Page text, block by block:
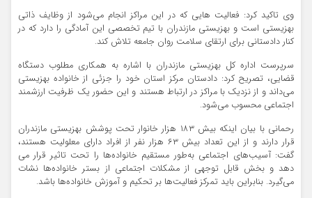
وی تاکید کرد: فعالیت هایی که در این مراکز انجام می‌شود از وظایف ذاتی
بهزیستی است و بهزیستی مازندران با تیم تخصصی این آمادگی را دارد که در
کنار دادستانی برای ارتقای سلامت روان جامعه تلاش کند.
سرپرست اداره کل بهزیستی مازندران با اشاره به همکاری مطلوب دستگاه
قضایی، تصریح کرد: دادستان مرکز استان خود را جزئی از خانواده بهزیستی
می‌داند و از نزدیک با مراکز در ارتباط هستند و این حضور یک ظرفیت ارزشمند
اجتماعی محسوب می‌شود.
رحمانی با بیان اینکه بیش ۱۸۳ هزار خانوار تحت پوشش بهزیستی مازندران
قرار دارند و از این تعداد بیش ۶۳ هزار نفر از افراد دارای معلولیت هستند،
گفت: آسیب‌های اجتماعی به‌طور مستقیم خانواده‌ها را تحت تاثیر قرار می
دهد و بخش قابل توجهی از مشکلات اجتماعی از بستر خانواده‌ها نشات
می‌گیرد. بنابراین باید تمرکز فعالیت‌ها بر تحکیم و آموزش خانواده‌ها باشد.